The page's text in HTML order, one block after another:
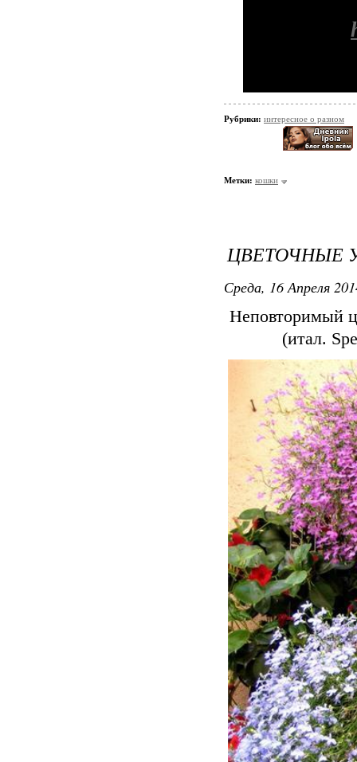
Рубрики: интересное о разном
Метки: кошки
ЦВЕТОЧНЫЕ
Среда, 16 Апреля
Неповторимый
(итал.